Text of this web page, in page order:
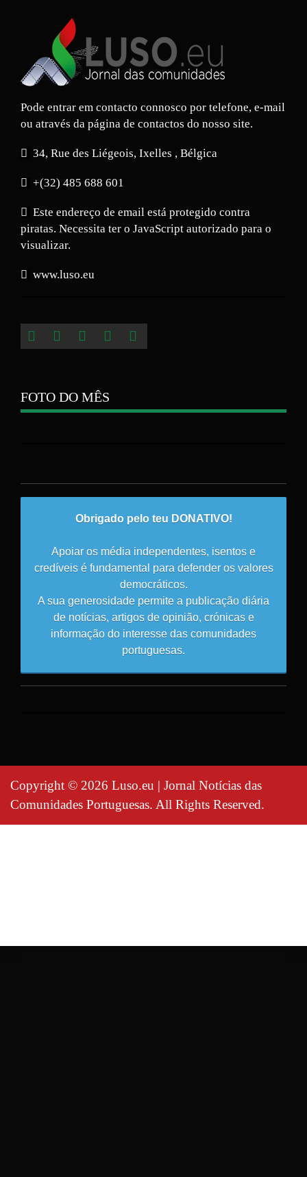
Pode entrar em contacto connosco por telefone, e-mail
ou através da página de contactos do nosso site.
34, Rue des Liégeois, Ixelles , Bélgica
+(32) 485 688 601
Este endereço de email está protegido contra
piratas. Necessita ter o JavaScript autorizado para o
visualizar.
www.luso.eu
FOTO DO MÊS
Obrigado pelo teu DONATIVO!
Apoiar os média independentes, isentos e
credíveis é fundamental para defender os valores
democráticos.
A sua generosidade permite a publicação diária
de notícias, artigos de opinião, crónicas e
informação do interesse das comunidades
portuguesas.
Copyright © 2026 Luso.eu | Jornal Notícias das
Comunidades Portuguesas. All Rights Reserved.